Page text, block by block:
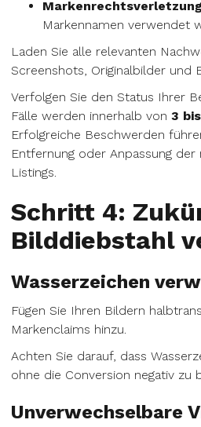
Markenrechtsverletzung
Markennamen verwendet
Laden Sie alle relevanten
Screenshots, Originalbilder und
Verfolgen Sie den Status Ihrer
Fälle werden innerhalb von 3
Erfolgreiche Beschwerden
Entfernung oder Anpassung
Listings.
Schritt 4:
Bilddiebstahl
Wasserzeichen
Fügen Sie Ihren Bildern
Markenclaims hinzu.
Achten Sie darauf, dass
ohne die Conversion negativ zu
Unverwechselbare